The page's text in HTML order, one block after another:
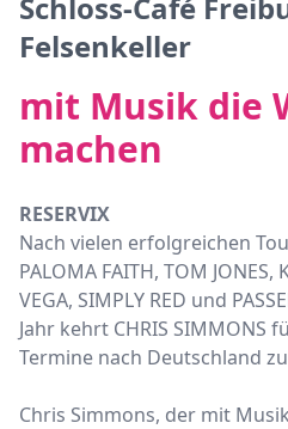
Felsenkeller
mit Musik die
machen
RESERVIX
Nach vielen erfolgreichen
PALOMA FAITH, TOM JONES,
VEGA, SIMPLY RED und
Jahr kehrt CHRIS SIMMONS
Termine nach Deutschland
Chris Simmons, der mit